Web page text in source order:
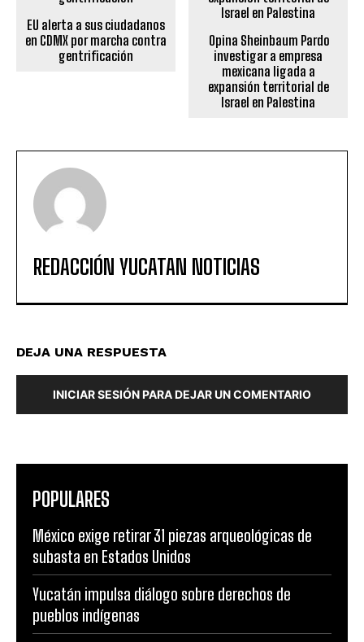
EU alerta a sus ciudadanos
en CDMX por marcha contra
gentrificación
Opina Sheinbaum Pardo
investigar a empresa
mexicana ligada a
expansión territorial de
Israel en Palestina
REDACCIÓN YUCATAN NOTICIAS
DEJA UNA RESPUESTA
INICIAR SESIÓN PARA DEJAR UN COMENTARIO
POPULARES
México exige retirar 31 piezas arqueológicas de
subasta en Estados Unidos
Yucatán impulsa diálogo sobre derechos de
pueblos indígenas